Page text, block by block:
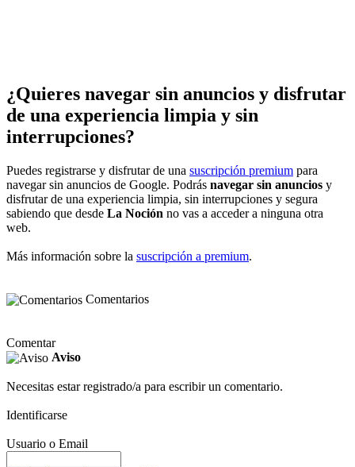
¿Quieres navegar sin anuncios y disfrutar
de una experiencia limpia y sin
interrupciones?
Puedes registrarse y disfrutar de una suscripción premium para
navegar sin anuncios de Google. Podrás navegar sin anuncios y
disfrutar de una experiencia limpia, sin interrupciones y segura
sabiendo que desde La Noción no vas a acceder a ninguna otra
web.
Más información sobre la suscripción a premium.
Comentarios
Comentar
Aviso
Necesitas estar registrado/a para escribir un comentario.
Identificarse
Usuario o Email